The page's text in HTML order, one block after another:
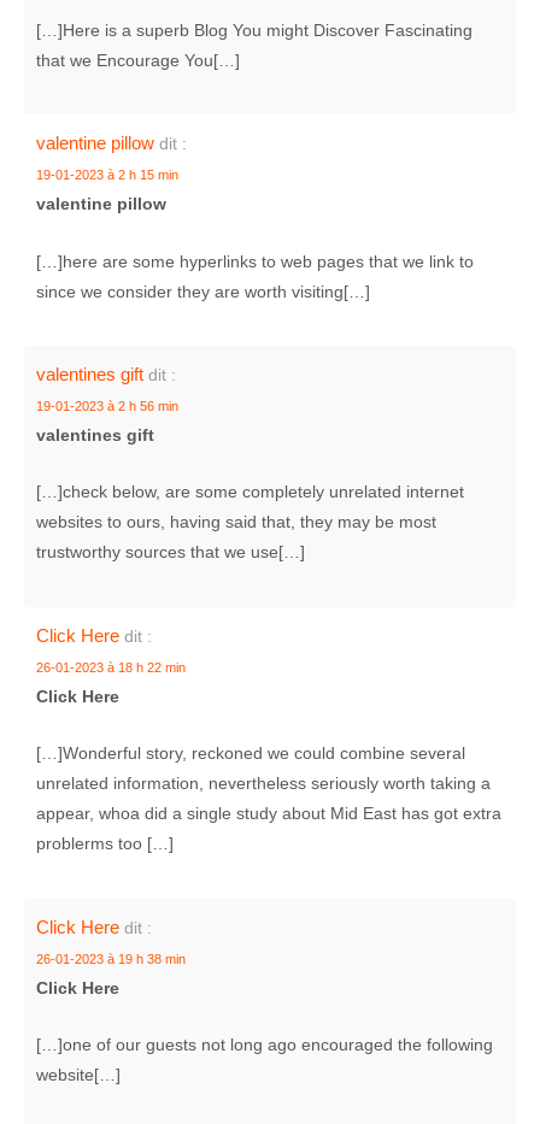
[…]Here is a superb Blog You might Discover Fascinating
that we Encourage You[…]
valentine pillow dit :
19-01-2023 à 2 h 15 min
valentine pillow
[…]here are some hyperlinks to web pages that we link to
since we consider they are worth visiting[…]
valentines gift dit :
19-01-2023 à 2 h 56 min
valentines gift
[…]check below, are some completely unrelated internet
websites to ours, having said that, they may be most
trustworthy sources that we use[…]
Click Here dit :
26-01-2023 à 18 h 22 min
Click Here
[…]Wonderful story, reckoned we could combine several
unrelated information, nevertheless seriously worth taking a
appear, whoa did a single study about Mid East has got extra
problerms too […]
Click Here dit :
26-01-2023 à 19 h 38 min
Click Here
[…]one of our guests not long ago encouraged the following
website[…]